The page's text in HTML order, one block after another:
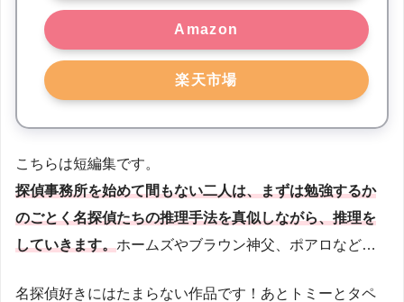
Amazon
楽天市場
こちらは短編集です。
探偵事務所を始めて間もない二人は、まずは勉強するか
のごとく名探偵たちの推理手法を真似しながら、推理を
していきます。ホームズやブラウン神父、ポアロなど…
名探偵好きにはたまらない作品です！あとトミーとタペ